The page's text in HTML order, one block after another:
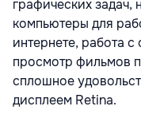
графических
компьютеры для
интернете, работа
просмотр фильмов
сплошное
дисплеем Retina.